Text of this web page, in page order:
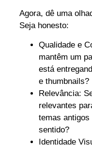
Agora, dê uma
Seja honesto:
Qualidade e
mantêm um
está
e thumbnails?
Relevância:
relevantes
temas antigos
sentido?
Identidade